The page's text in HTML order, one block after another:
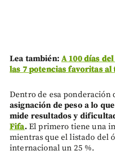
Lea también: A 100 días
las 7 potencias favoritas
Dentro de esa ponderación
asignación de peso a lo
mide resultados y
Fifa. El primero tiene una
mientras que el listado del
internacional un 25 %.